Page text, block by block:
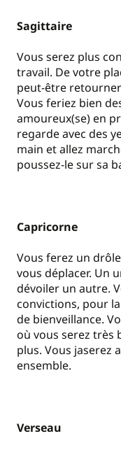
Sagittaire
Vous serez plus
travail. De votre
peut-être
Vous feriez bien
amoureux(se) en
regarde avec des
main et allez
poussez-le sur sa
Capricorne
Vous ferez un
vous déplacer. Un
dévoiler un autre.
convictions, pour
de bienveillance.
où vous serez très
plus. Vous jaserez
ensemble.
Verseau